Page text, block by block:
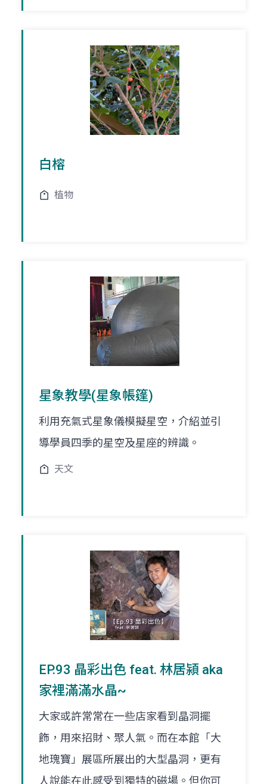
白榕
植物
星象教學(星象帳篷)
利用充氣式星象儀模擬星空，介紹並引
導學員四季的星空及星座的辨識。
天文
EP.93 晶彩出色 feat. 林居潁 aka
家裡滿滿水晶~
大家或許常常在一些店家看到晶洞擺
飾，用來招財、聚人氣。而在本館「大
地瑰寶」展區所展出的大型晶洞，更有
人說能在此感受到獨特的磁場。但你可